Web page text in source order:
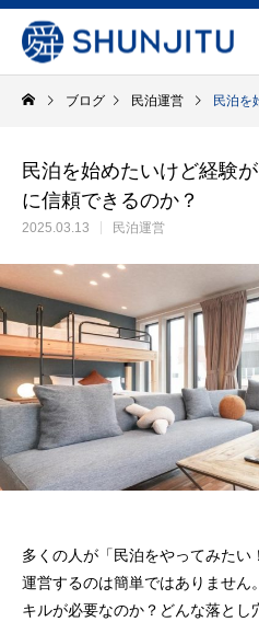
ブログ 民泊運営 民泊を始め
民泊を始めたいけど経験
に信頼できるのか？
2025.03.13 民泊運営
多くの人が「民泊をやってみたい
運営するのは簡単ではありません
キルが必要なのか？どんな落とし